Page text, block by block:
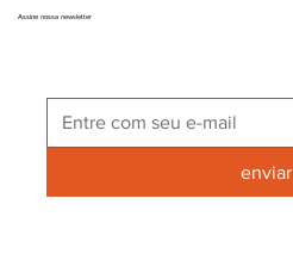
Assine nossa newsletter
enviar